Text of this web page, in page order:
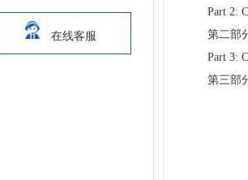
在线客服
Part 2:
第二部分
Part 3:
第三部分